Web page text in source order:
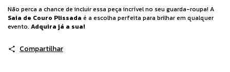
Não perca a chance de incluir essa peça incrível no seu guarda-roupa! A
Saia de Couro Plissada é a escolha perfeita para brilhar em qualquer
evento. Adquira já a sua!
Compartilhar